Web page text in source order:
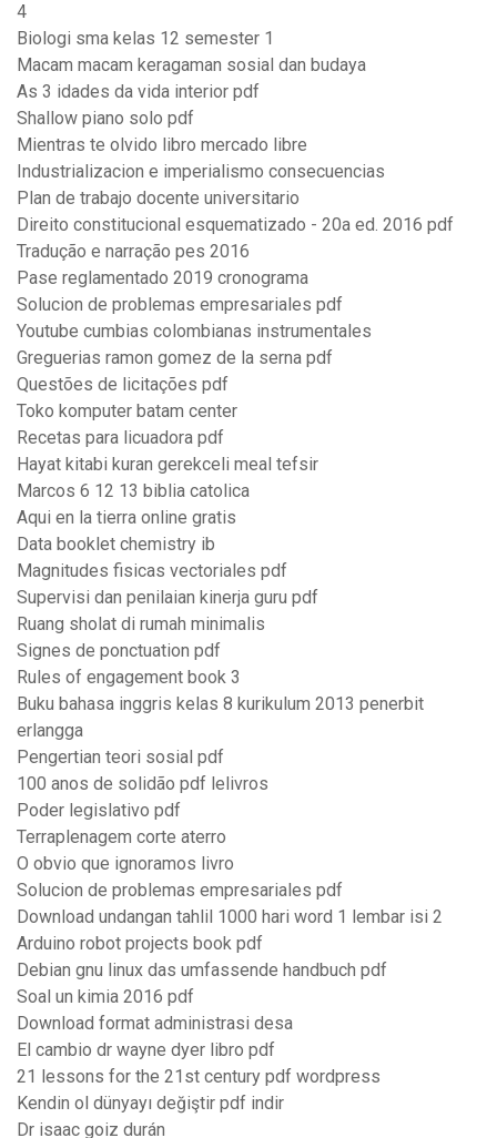
4
Biologi sma kelas 12 semester 1
Macam macam keragaman sosial dan budaya
As 3 idades da vida interior pdf
Shallow piano solo pdf
Mientras te olvido libro mercado libre
Industrializacion e imperialismo consecuencias
Plan de trabajo docente universitario
Direito constitucional esquematizado - 20a ed. 2016 pdf
Tradução e narração pes 2016
Pase reglamentado 2019 cronograma
Solucion de problemas empresariales pdf
Youtube cumbias colombianas instrumentales
Greguerias ramon gomez de la serna pdf
Questões de licitações pdf
Toko komputer batam center
Recetas para licuadora pdf
Hayat kitabi kuran gerekceli meal tefsir
Marcos 6 12 13 biblia catolica
Aqui en la tierra online gratis
Data booklet chemistry ib
Magnitudes fisicas vectoriales pdf
Supervisi dan penilaian kinerja guru pdf
Ruang sholat di rumah minimalis
Signes de ponctuation pdf
Rules of engagement book 3
Buku bahasa inggris kelas 8 kurikulum 2013 penerbit
erlangga
Pengertian teori sosial pdf
100 anos de solidão pdf lelivros
Poder legislativo pdf
Terraplenagem corte aterro
O obvio que ignoramos livro
Solucion de problemas empresariales pdf
Download undangan tahlil 1000 hari word 1 lembar isi 2
Arduino robot projects book pdf
Debian gnu linux das umfassende handbuch pdf
Soal un kimia 2016 pdf
Download format administrasi desa
El cambio dr wayne dyer libro pdf
21 lessons for the 21st century pdf wordpress
Kendin ol dünyayı değiştir pdf indir
Dr isaac goiz durán